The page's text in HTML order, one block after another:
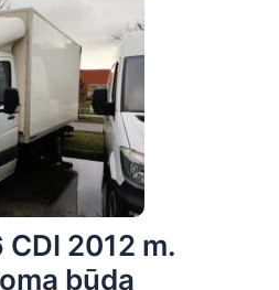
2012 m.
būda